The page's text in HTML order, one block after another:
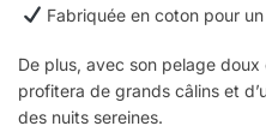
Fabriquée en coton pour un
De plus, avec son pelage
profitera de grands câlins et
des nuits sereines.